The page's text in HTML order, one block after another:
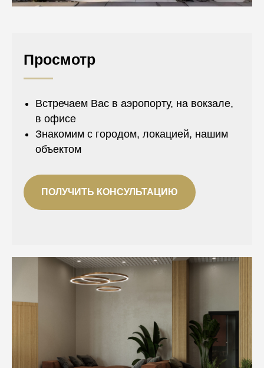
Просмотр
Встречаем Вас в аэропорту, на вокзале,
в офисе
Знакомим с городом, локацией, нашим
объектом
ПОЛУЧИТЬ КОНСУЛЬТАЦИЮ